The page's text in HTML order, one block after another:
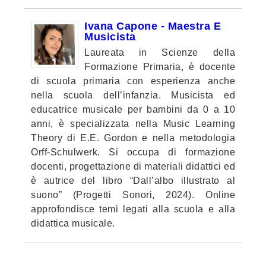
Ivana Capone - Maestra E
Musicista
Laureata in Scienze della
Formazione Primaria, è docente
di scuola primaria con esperienza anche
nella scuola dell’infanzia. Musicista ed
educatrice musicale per bambini da 0 a 10
anni, è specializzata nella Music Learning
Theory di E.E. Gordon e nella metodologia
Orff-Schulwerk. Si occupa di formazione
docenti, progettazione di materiali didattici ed
è autrice del libro “Dall’albo illustrato al
suono” (Progetti Sonori, 2024). Online
approfondisce temi legati alla scuola e alla
didattica musicale.